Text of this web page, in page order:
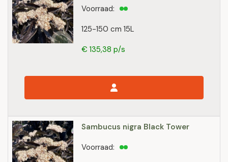
125-150 cm 15L
Voorraad:
€ 135,38 p/s
Sambucus nigra Black Tower
Voorraad: